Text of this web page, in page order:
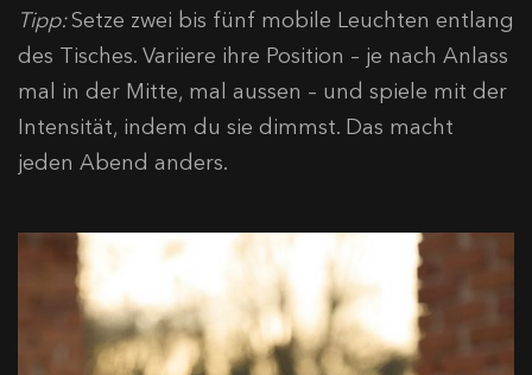
Tipp:Setze zwei bis fünf mobile Leuchten entlang
des Tisches. Variiere ihre Position – je nach Anlass
mal in der Mitte, mal aussen – und spiele mit der
Intensität, indem du sie dimmst. Das macht
jeden Abend anders.